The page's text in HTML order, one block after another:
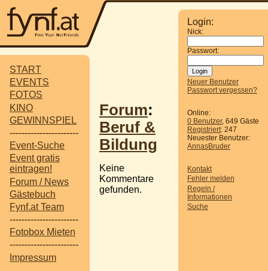
START
EVENTS
FOTOS
KINO
GEWINNSPIEL
-----------------------
Event-Suche
Event gratis
eintragen!
Forum / News
Gästebuch
Fynf.at Team
-----------------------
Fotobox Mieten
-----------------------
Impressum
Login:
Nick:
Passwort:
Neuer Benutzer
Passwort vergessen?
Online:
0 Benutzer, 649 Gäste
Registriert: 247
Neuester Benutzer:
AnnasBruder
Kontakt
Fehler melden
Regeln /
Informationen
Suche
Forum:
Beruf &
Bildung
Keine
Kommentare
gefunden.